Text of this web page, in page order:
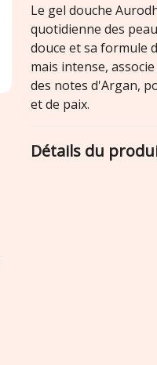
Le gel douche
quotidienne des
douce et sa formule
mais intense,
des notes d'Argan,
et de paix.
Détails du